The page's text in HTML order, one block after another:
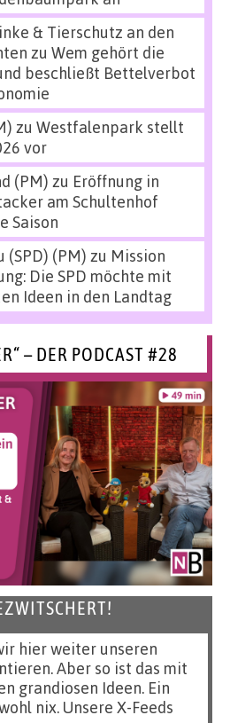
& Tierschutz an den
zu Wem gehört die
beschließt Bettelverbot
zu Westfalenpark stellt
vor
(PM) zu Eröffnung in
am Schultenhof
Saison
(SPD) (PM) zu Mission
Die SPD möchte mit
Ideen in den Landtag
– DER PODCAST #28
hier weiter unseren
Aber so ist das mit
grandiosen Ideen. Ein
nix. Unsere X-Feeds